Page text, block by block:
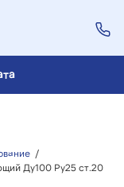
/
Ду100 Ру25 ст.20